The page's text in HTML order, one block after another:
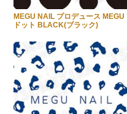
MEGU NAIL プロデュース MEGU
ドット BLACK(ブラック)